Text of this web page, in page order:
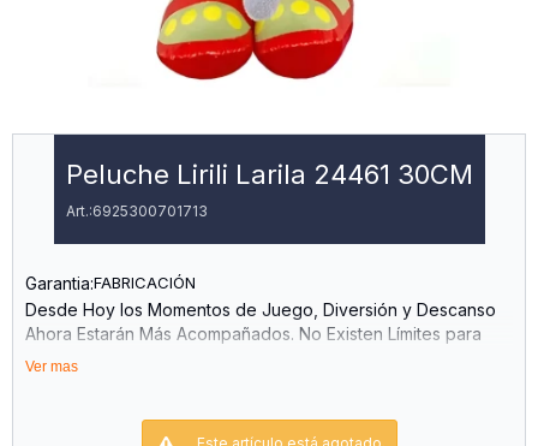
Peluche Lirili Larila 24461 30CM
6925300701713
Garantia:FABRICACIÓN
Desde Hoy los Momentos de Juego, Diversión y Descanso
Ahora Estarán Más Acompañados. No Existen Límites para
Disfrutar de Este Peluche, el Cuál Será una Fuente de
Ver mas